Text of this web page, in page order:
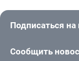
Подписаться на
Сообщить